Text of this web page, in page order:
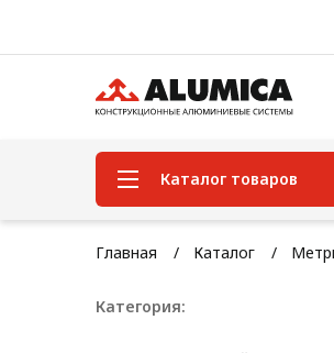
Каталог товаров
Система
Конструкционная трубная
Главная Каталог
Категория: